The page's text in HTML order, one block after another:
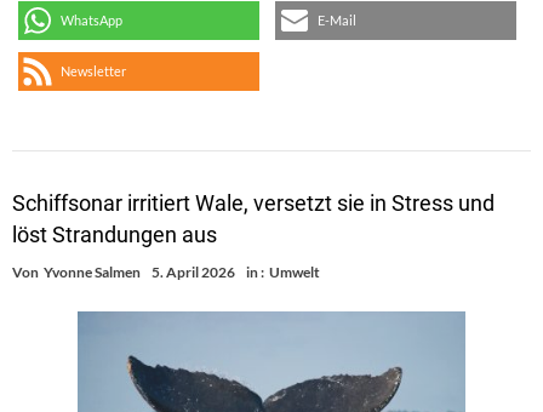
WhatsApp E-Mail
Newsletter
Schiffsonar irritiert Wale, versetzt sie in Stress und
löst Strandungen aus
Von Yvonne Salmen 5. April 2026 in : Umwelt